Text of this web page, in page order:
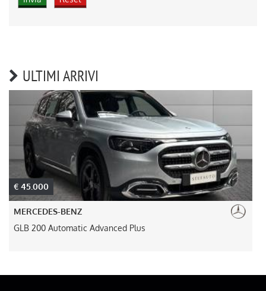
ULTIMI ARRIVI
€ 45.000
MERCEDES-BENZ
GLB 200 Automatic Advanced Plus